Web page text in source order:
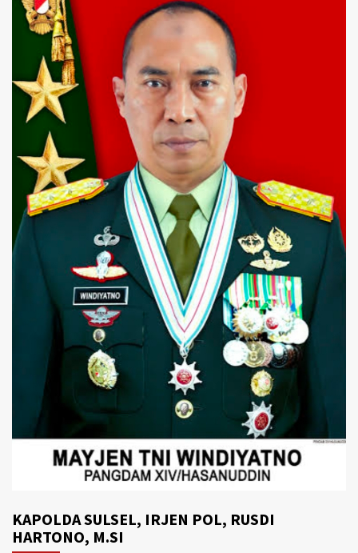
KAPOLDA SULSEL, IRJEN POL, RUSDI
HARTONO, M.SI